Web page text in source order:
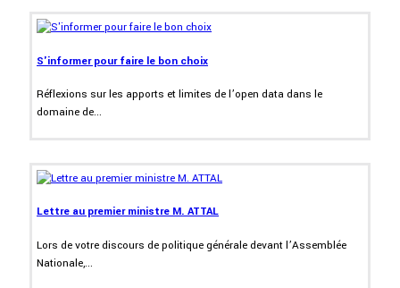
S'informer pour faire le bon choix
Réflexions sur les apports et limites de l’open data dans le
domaine de...
Lettre au premier ministre M. ATTAL
Lors de votre discours de politique générale devant l’Assemblée
Nationale,...